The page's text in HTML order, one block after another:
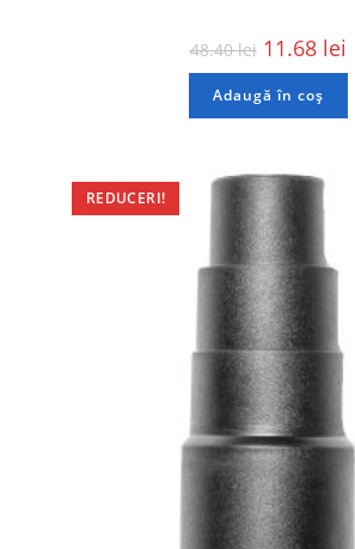
48.40lei 11.68 lei
Adaugă în coș
REDUCERI!